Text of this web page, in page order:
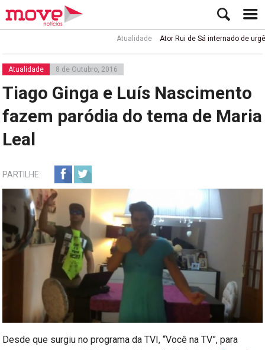
Atualidade Ator Rui de Sá internado de urgência
Atualidade 8 de Outubro, 2016
Tiago Ginga e Luís Nascimento
fazem paródia do tema de Maria
Leal
PARTILHE:
Desde que surgiu no programa da TVI, “Você na TV”, para